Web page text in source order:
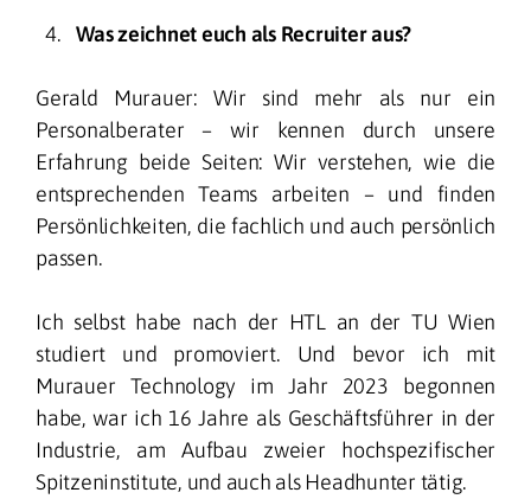
Was zeichnet euch als Recruiter aus?
Gerald Murauer: Wir sind mehr als nur ein
Personalberater – wir kennen durch unsere
Erfahrung beide Seiten: Wir verstehen, wie die
entsprechenden Teams arbeiten – und finden
Persönlichkeiten, die fachlich und auch persönlich
passen.
Ich selbst habe nach der HTL an der TU Wien
studiert und promoviert. Und bevor ich mit
Murauer Technology im Jahr 2023 begonnen
habe, war ich 16 Jahre als Geschäftsführer in der
Industrie, am Aufbau zweier hochspezifischer
Spitzeninstitute, und auch als Headhunter tätig.